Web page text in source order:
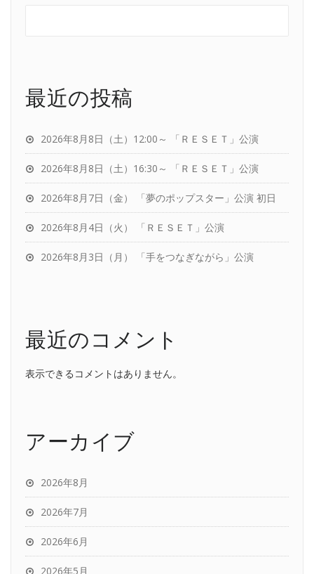
最近の投稿
2026年8月8日（土）12:00～ 「ＲＥＳＥＴ」公演
2026年8月8日（土）16:30～ 「ＲＥＳＥＴ」公演
2026年8月7日（金） 「夢のポップスター」公演 初日
2026年8月4日（火） 「ＲＥＳＥＴ」公演
2026年8月3日（月） 「手をつなぎながら」公演
最近のコメント
表示できるコメントはありません。
アーカイブ
2026年8月
2026年7月
2026年6月
2026年5月